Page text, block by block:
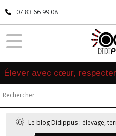
07 83 66 99 08
Élever avec cœur,
Le blog Didippus : élevage,